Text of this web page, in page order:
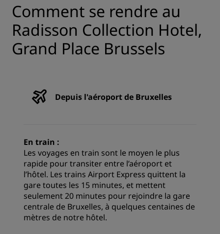
Comment se rendre au
Radisson Collection Hotel,
Grand Place Brussels
Depuis l'aéroport de Bruxelles
En train :
Les voyages en train sont le moyen le plus
rapide pour transiter entre l’aéroport et
l’hôtel. Les trains Airport Express quittent la
gare toutes les 15 minutes, et mettent
seulement 20 minutes pour rejoindre la gare
centrale de Bruxelles, à quelques centaines de
mètres de notre hôtel.